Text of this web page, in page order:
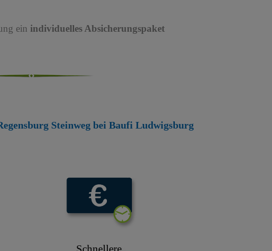
ein individuelles Absicherungspaket
Steinweg bei Baufi Ludwigsburg
Schnellere